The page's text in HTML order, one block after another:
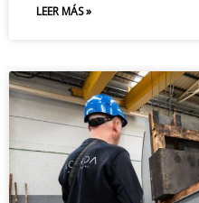
LEER MÁS »